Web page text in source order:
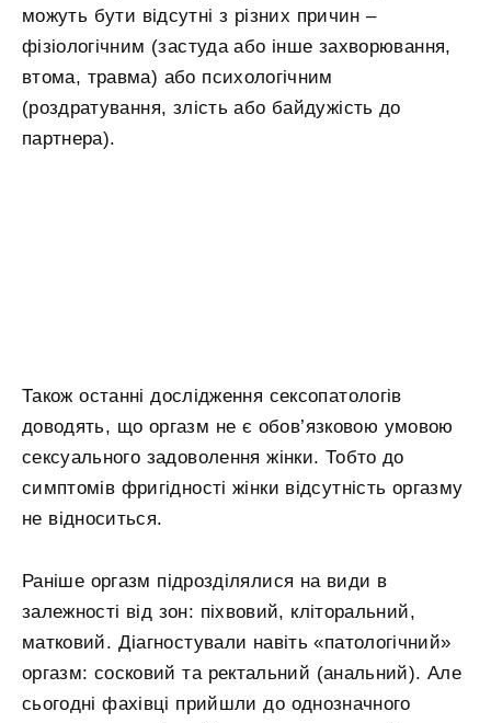
можуть бути відсутні з різних причин –
фізіологічним (застуда або інше захворювання,
втома, травма) або психологічним
(роздратування, злість або байдужість до
партнера).
Також останні дослідження сексопатологів
доводять, що оргазм не є обов’язковою умовою
сексуального задоволення жінки. Тобто до
симптомів фригідності жінки відсутність оргазму
не відноситься.
Раніше оргазм підрозділялися на види в
залежності від зон: піхвовий, кліторальний,
матковий. Діагностували навіть «патологічний»
оргазм: сосковий та ректальний (анальний). Але
сьогодні фахівці прийшли до однозначного